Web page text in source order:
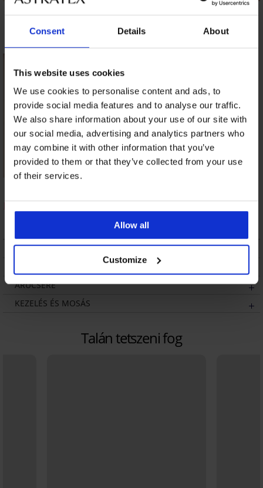
Consent Details About
This website uses cookies
We use cookies to personalise content and ads, to
provide social media features and to analyse our traffic.
We also share information about your use of our site with
our social media, advertising and analytics partners who
may combine it with other information that you’ve
provided to them or that they’ve collected from your use
of their services.
Allow all
Customize
JPSTMaui Norrebro
férfi fürdőnadrág
MEN-A Flamingo
fürdőnadrág
8 250 Ft
Double fürdőnadrág
LEÍRÁS
ÁRUCSERE
KEZELÉS ÉS MOSÁS
Talán tetszeni fog